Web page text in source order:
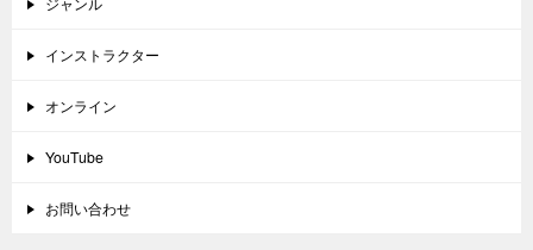
インストラクター
オンライン
YouTube
お問い合わせ